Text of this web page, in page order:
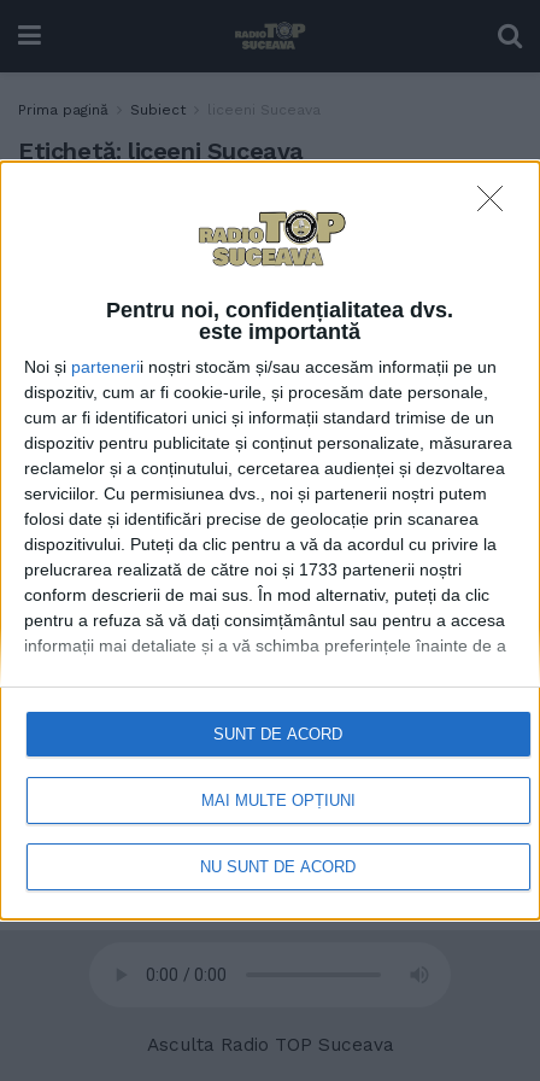
Pentru noi, confidențialitatea dvs.
este importantă
Noi și partenerii noștri stocăm și/sau accesăm informații pe un
dispozitiv, cum ar fi cookie-urile, și procesăm date personale,
cum ar fi identificatori unici și informații standard trimise de un
dispozitiv pentru publicitate și conținut personalizate, măsurarea
reclamelor și a conținutului, cercetarea audienței și dezvoltarea
serviciilor. Cu permisiunea dvs., noi și partenerii noștri putem
folosi date și identificări precise de geolocație prin scanarea
dispozitivului. Puteți da clic pentru a vă da acordul cu privire la
prelucrarea realizată de către noi și 1733 partenerii noștri
conform descrierii de mai sus. În mod alternativ, puteți da clic
pentru a refuza să vă dați consimțământul sau pentru a accesa
informații mai detaliate și a vă schimba preferințele înainte de a
retrageți consimțământul în orice moment, revenind la acest site
și făcând clic pe butonul "Confidențialitate" din partea de jos a
paginii web.
MAI MULTE OPȚIUNI
NU SUNT DE ACORD
SUNT DE ACORD
Prima pagină Subiect liceeni Suceava
Etichetă: liceeni Suceava
800 de liceeni suceveni au
participat la ore de educație
antreprenorială. CONAF
pentru Educație
Antreprenorială
19 FEBRUARIE, 2025
Asculta Radio TOP Suceava